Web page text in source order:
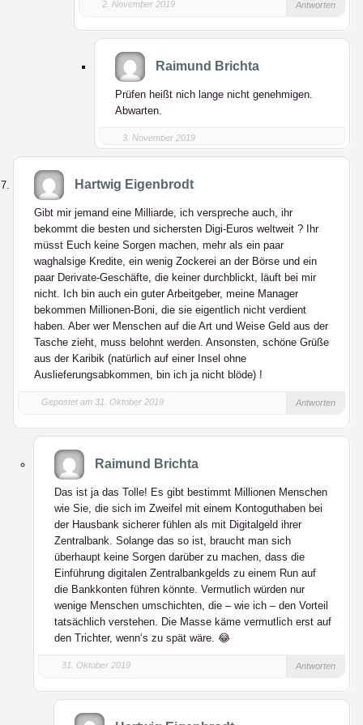
2. November 2019 Antworten
Raimund Brichta
Prüfen heißt nich lange nicht genehmigen.
Abwarten.
3. November 2019
Hartwig Eigenbrodt
Gibt mir jemand eine Milliarde, ich verspreche auch, ihr
bekommt die besten und sichersten Digi-Euros weltweit ? Ihr
müsst Euch keine Sorgen machen, mehr als ein paar
waghalsige Kredite, ein wenig Zockerei an der Börse und ein
paar Derivate-Geschäfte, die keiner durchblickt, läuft bei mir
nicht. Ich bin auch ein guter Arbeitgeber, meine Manager
bekommen Millionen-Boni, die sie eigentlich nicht verdient
haben. Aber wer Menschen auf die Art und Weise Geld aus der
Tasche zieht, muss belohnt werden. Ansonsten, schöne Grüße
aus der Karibik (natürlich auf einer Insel ohne
Auslieferungsabkommen, bin ich ja nicht blöde) !
Gepostet am 31. Oktober 2019 Antworten
Raimund Brichta
Das ist ja das Tolle! Es gibt bestimmt Millionen Menschen
wie Sie, die sich im Zweifel mit einem Kontoguthaben bei
der Hausbank sicherer fühlen als mit Digitalgeld ihrer
Zentralbank. Solange das so ist, braucht man sich
überhaupt keine Sorgen darüber zu machen, dass die
Einführung digitalen Zentralbankgelds zu einem Run auf
die Bankkonten führen könnte. Vermutlich würden nur
wenige Menschen umschichten, die – wie ich – den Vorteil
tatsächlich verstehen. Die Masse käme vermutlich erst auf
den Trichter, wenn‘s zu spät wäre. 😂
31. Oktober 2019 Antworten